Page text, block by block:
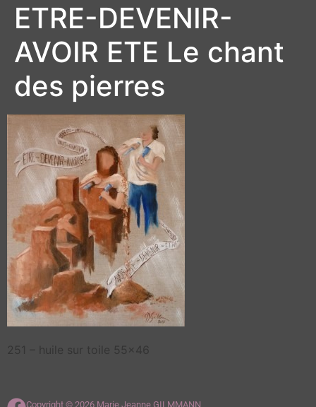
ETRE-DEVENIR-
AVOIR ETE Le chant
des pierres
251 – huile sur toile 55×46
Copyright © 2026 Marie Jeanne GILMMANN